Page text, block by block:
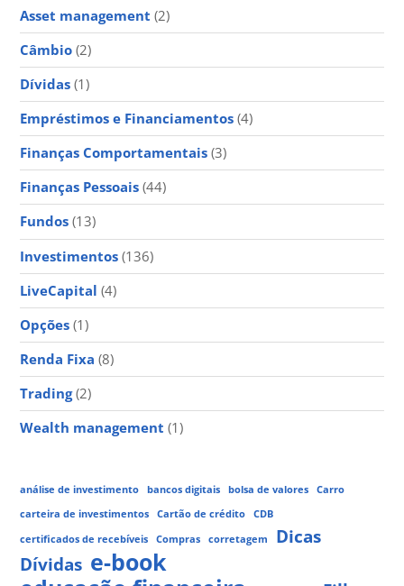
Asset management (2)
Câmbio (2)
Dívidas (1)
Empréstimos e Financiamentos (4)
Finanças Comportamentais (3)
Finanças Pessoais (44)
Fundos (13)
Investimentos (136)
LiveCapital (4)
Opções (1)
Renda Fixa (8)
Trading(2)
Wealth management (1)
análise de investimento bancos digitais bolsa de valores
Carro
carteira de investimentos
Cartão de crédito
CDB
certificados de recebíveis
Compras corretagem
Dicas
Dívidas e-book